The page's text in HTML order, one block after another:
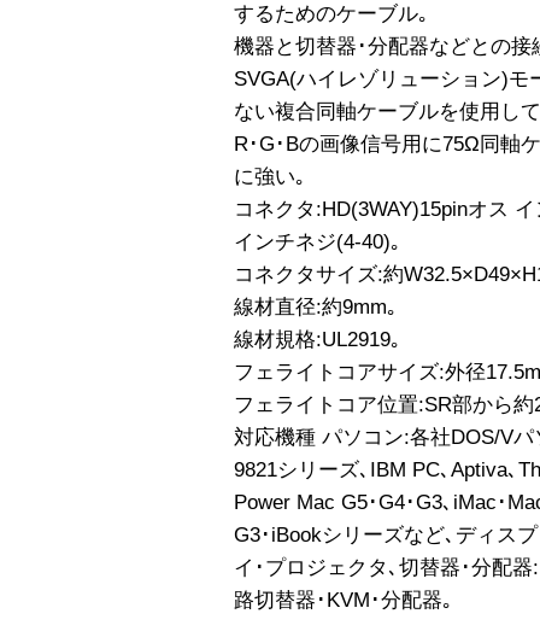
するためのケーブル｡
機器と切替器･分配器などとの接
SVGA(ハイレゾリューション)
ない複合同軸ケーブルを使用し
R･G･Bの画像信号用に75Ω同軸
に強い｡
コネクタ:HD(3WAY)15pinオス
インチネジ(4-40)｡
コネクタサイズ:約
線材直径:約9mm｡
線材規格:UL2919｡
フェライトコアサイズ:外径
フェライトコア位置:SR部から約
対応機種 パソコン:各社DOS/V
9821シリーズ､IBM PC､Aptiva､
Power Mac G5･G4･G3､iMac･
G3･iBookシリーズなど､ディス
イ･プロジェクタ､切替器･分配
路切替器･KVM･分配器｡